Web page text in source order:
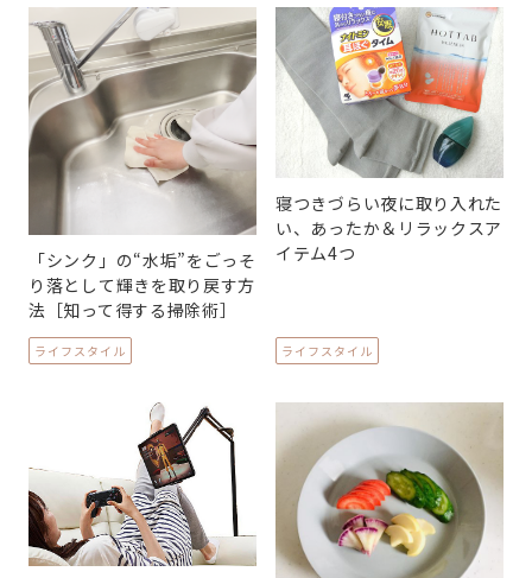
「シンク」の“水垢”をごっそ
り落として輝きを取り戻す方
法［知って得する掃除術］
ライフスタイル
寝つきづらい夜に取り入れた
い、あったか＆リラックスア
イテム4つ
ライフスタイル